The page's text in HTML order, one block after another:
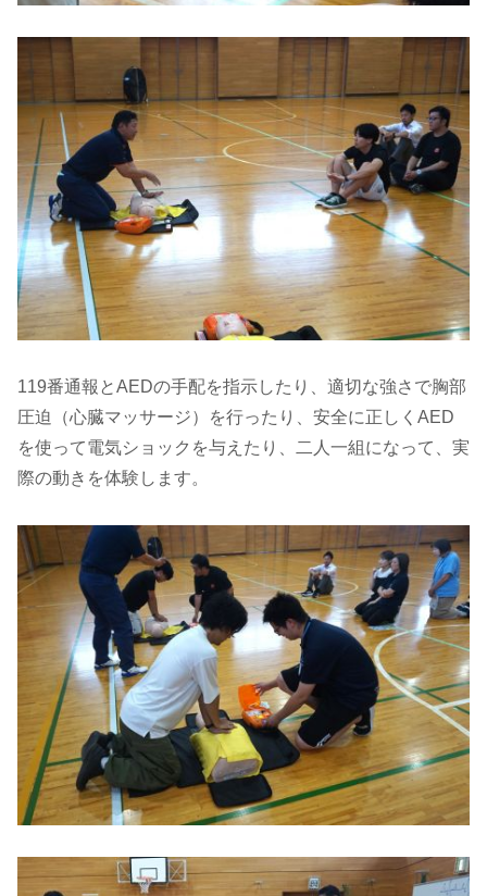
119番通報とAEDの手配を指示したり、適切な強さで胸部
圧迫（心臓マッサージ）を行ったり、安全に正しくAED
を使って電気ショックを与えたり、二人一組になって、実
際の動きを体験します。